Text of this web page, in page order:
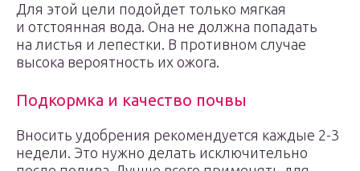
Для этой цели подойдет только мягкая
и отстоянная вода. Она не должна попадать
на листья и лепестки. В противном случае
высока вероятность их ожога.
Подкормка и качество почвы
Вносить удобрения рекомендуется каждые 2-3
недели. Это нужно делать исключительно